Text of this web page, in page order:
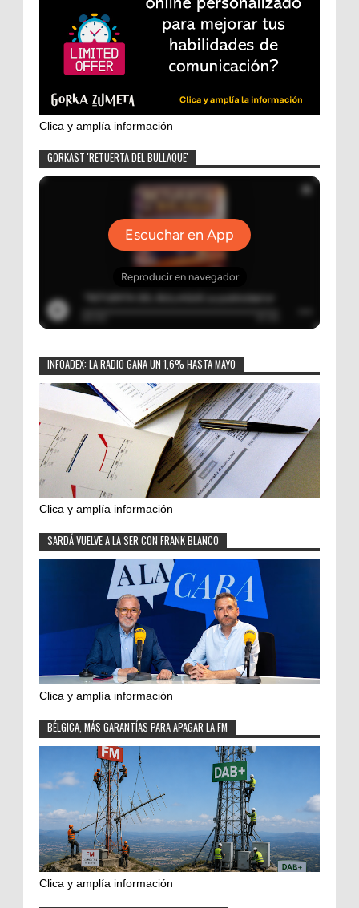
Clica y amplía información
GORKAST 'RETUERTA DEL BULLAQUE'
INFOADEX: LA RADIO GANA UN 1,6% HASTA MAYO
Clica y amplía información
SARDÁ VUELVE A LA SER CON FRANK BLANCO
Clica y amplía información
BÉLGICA, MÁS GARANTÍAS PARA APAGAR LA FM
Clica y amplía información